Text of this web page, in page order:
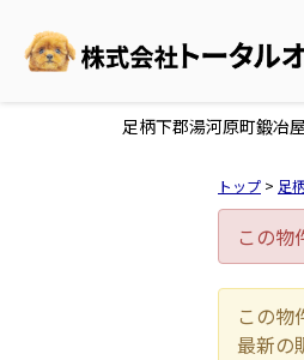
足柄下郡湯河原町鍛冶
トップ > 足
この物
この物
最新の